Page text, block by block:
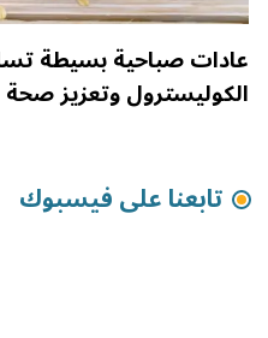
عادات صباحية بسيطة
الكوليسترول وتعزيز
تابعنا على فيسبوك